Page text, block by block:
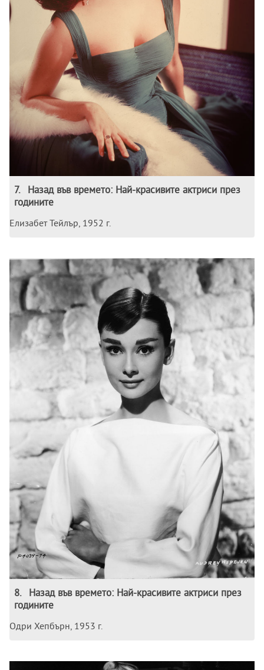
7.
Назад във времето: Най-красивите актриси през
годините
Елизабет Тейлър, 1952 г.
8.
Назад във времето: Най-красивите актриси през
годините
Одри Хепбърн, 1953 г.